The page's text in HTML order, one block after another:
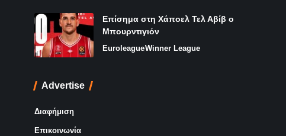
Επίσημα στη Χάποελ Τελ Αβίβ ο
Μπουρντιγιόν
EuroleagueWinner League
Advertise
Διαφήμιση
Επικοινωνία